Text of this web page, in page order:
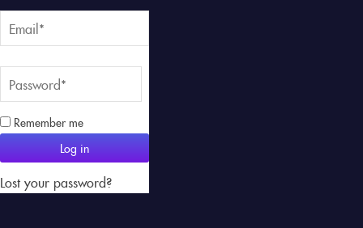
Remember me
Log in
Lost your password?